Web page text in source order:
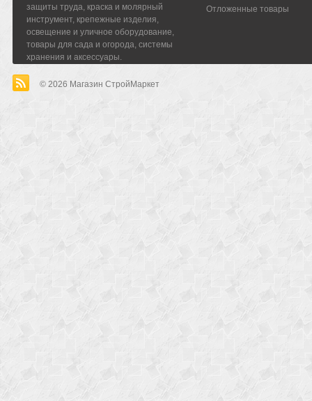
защиты труда, краска и молярный
инструмент, крепежные изделия,
освещение и уличное оборудование,
товары для сада и огорода, системы
хранения и аксессуары.
Отложенные товары
© 2026 Магазин СтройМаркет